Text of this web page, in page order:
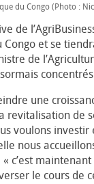
du Congo (Photo :
de
et se
de
une
revitalisation de
voulons
nous
c’est
le cours de